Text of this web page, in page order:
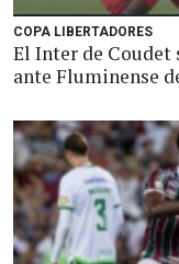
COPA LIBERTADORES
El Inter de Coudet
ante Fluminense